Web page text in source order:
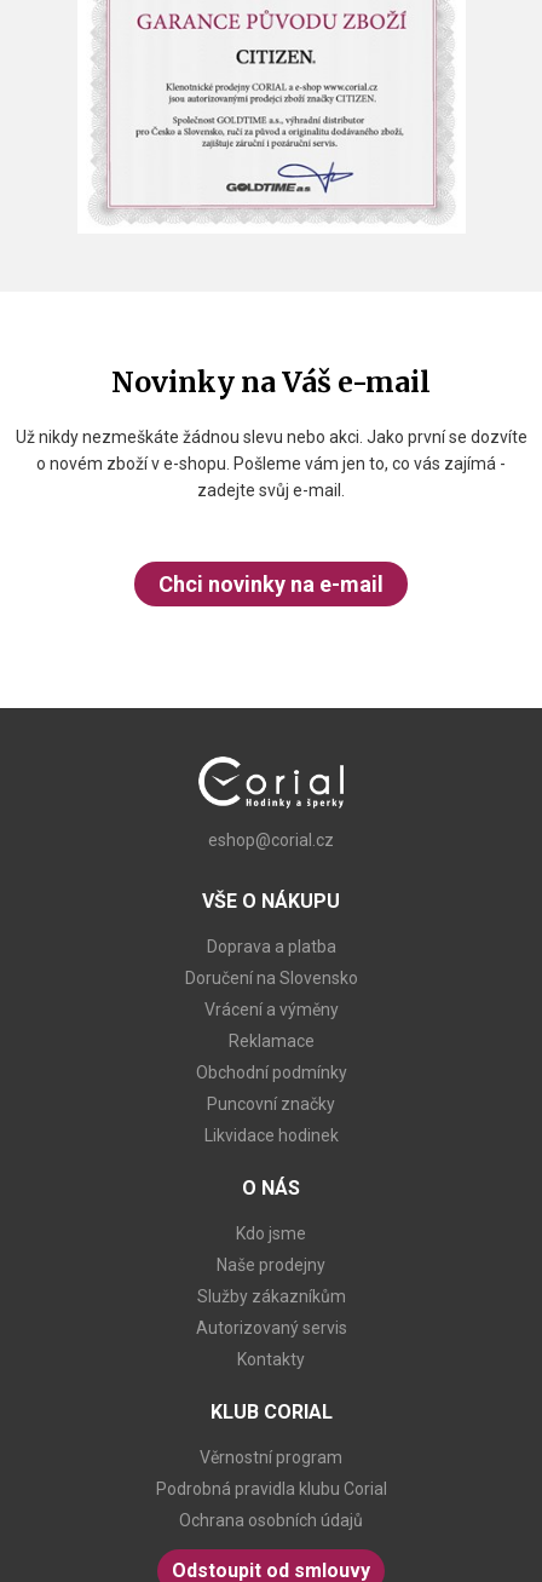
Novinky na Váš e-mail
Už nikdy nezmeškáte žádnou slevu nebo akci. Jako první se dozvíte
o novém zboží v e-shopu. Pošleme vám jen to, co vás zajímá -
zadejte svůj e-mail.
Chci novinky na e-mail
eshop@corial.cz
VŠE O NÁKUPU
Doprava a platba
Doručení na Slovensko
Vrácení a výměny
Reklamace
Obchodní podmínky
Puncovní značky
Likvidace hodinek
O NÁS
Kdo jsme
Naše prodejny
Služby zákazníkům
Autorizovaný servis
Kontakty
KLUB CORIAL
Věrnostní program
Podrobná pravidla klubu Corial
Ochrana osobních údajů
Odstoupit od smlouvy